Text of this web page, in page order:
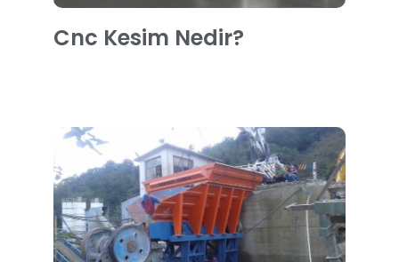
Cnc Kesim Nedir?